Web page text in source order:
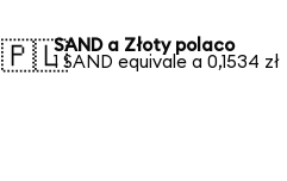
🇵🇱SAND a Złoty polaco
1 SAND equivale a 0,1534 zł